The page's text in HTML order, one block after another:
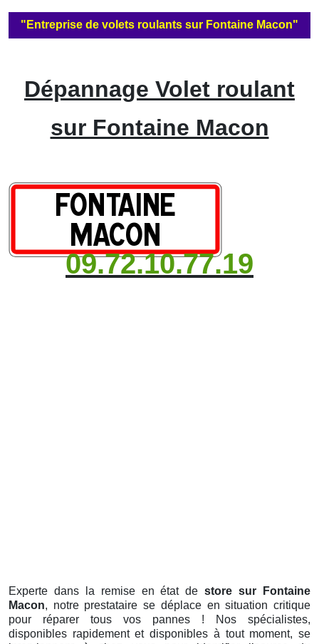
"Entreprise de volets roulants sur Fontaine Macon"
Dépannage Volet roulant
sur Fontaine Macon
09.72.10.77.19
Experte dans la remise en état destore sur Fontaine
Macon, notre prestataire se déplace en situation critique
pour réparer tous vos pannes ! Nos spécialistes,
disponibles rapidement et disponibles à tout moment, se